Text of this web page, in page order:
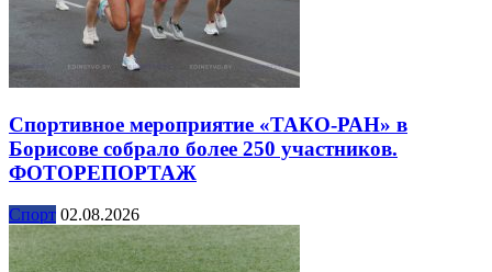
Спортивное мероприятие «ТАКО-РАН» в
Борисове собрало более 250 участников.
ФОТОРЕПОРТАЖ
Спорт 02.08.2026